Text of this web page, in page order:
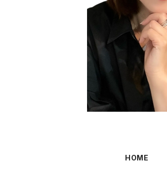
HOME